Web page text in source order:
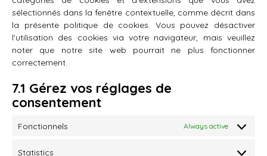
sélectionnés dans la fenêtre contextuelle, comme décrit dans
la présente politique de cookies. Vous pouvez désactiver
l’utilisation des cookies via votre navigateur, mais veuillez
noter que notre site web pourrait ne plus fonctionner
correctement.
7.1 Gérez vos réglages de
consentement
Fonctionnels Always active
Statistics